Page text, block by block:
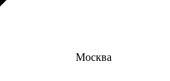
Москва